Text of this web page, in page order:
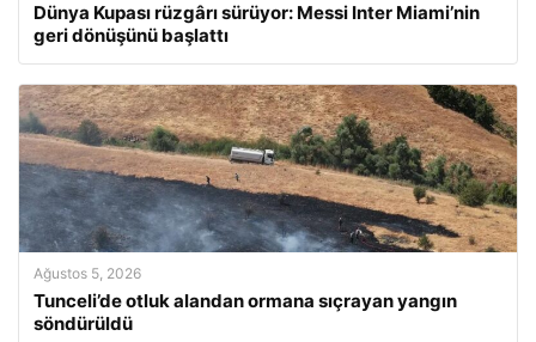
Dünya Kupası rüzgârı sürüyor: Messi Inter Miami’nin
geri dönüşünü başlattı
Ağustos 5, 2026
Tunceli’de otluk alandan ormana sıçrayan yangın
söndürüldü